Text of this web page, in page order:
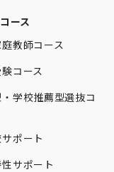
ース
教師コース
コース
学校推薦型選抜コ
ポート
サポート